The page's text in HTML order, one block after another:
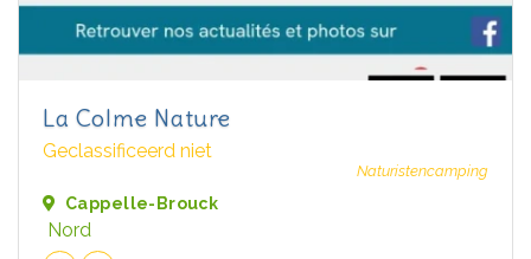
La Colme Nature
Geclassificeerd niet
Naturistencamping
Cappelle-Brouck
Nord